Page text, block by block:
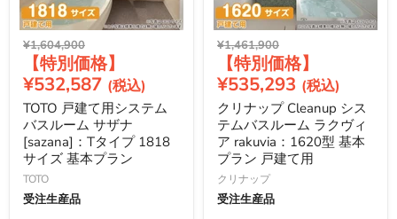
元
価
格
¥1,604,900
在
の
価
格
¥532,587
TOTO 戸建て用システム
バスルーム サザナ
[sazana]：Tタイプ 1818
サイズ 基本プラン
TOTO
受注生産品
元
価
格
¥1,461,900
在
の
価
格
¥535,293
クリナップ Cleanup シス
テムバスルーム ラクヴィ
ア rakuvia：1620型 基本
プラン 戸建て用
クリナップ
受注生産品